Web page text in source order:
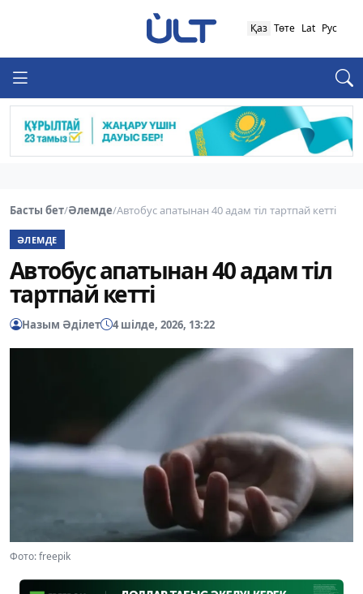
Қаз Төте Lat Рус
Басты бет/Әлемде/Автобус апатынан 40 адам тіл тартпай кетті
ӘЛЕМДЕ
Автобус апатынан 40 адам тіл
тартпай кетті
Назым Әділет 4 шілде, 2026, 13:22
Фото: freepik